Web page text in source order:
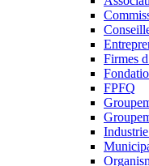
Firmes
FPFQ